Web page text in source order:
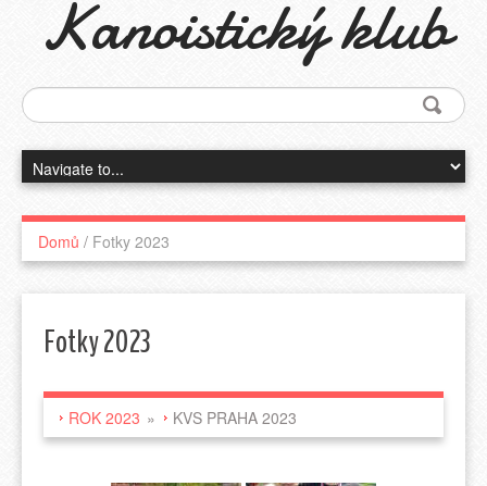
Kanoistický klub
Domů / Fotky 2023
Fotky 2023
ROK 2023 » KVS PRAHA 2023